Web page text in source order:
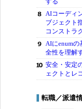
AIコーディ
ブジェクト
コンストラ
AIにenum
全性を理解
安全・安定
ェクトとレ
転職／派遣